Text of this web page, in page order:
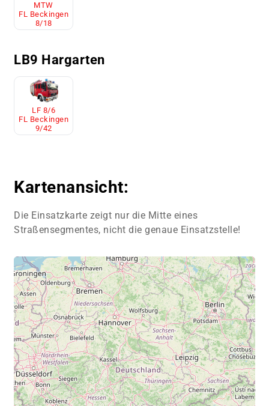
MTW
FL Beckingen
8/18
LB9 Hargarten
LF 8/6
FL Beckingen
9/42
Kartenansicht:
Die Einsatzkarte zeigt nur die Mitte eines
Straßensegmentes, nicht die genaue Einsatzstelle!